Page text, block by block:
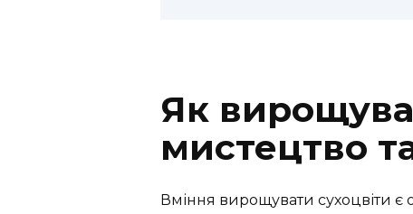
Як
мистецтво
Вміння вирощувати сухоцвіти є